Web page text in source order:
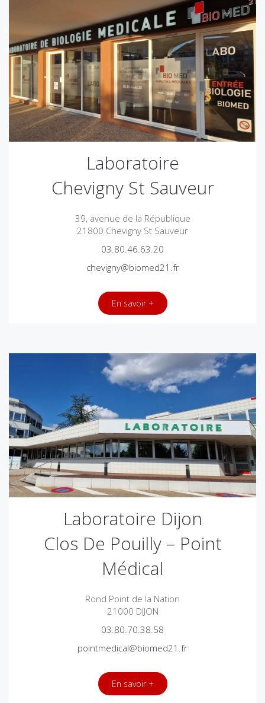
Laboratoire
Chevigny St Sauveur
39, avenue de la République
21800 Chevigny St Sauveur
03.80.46.63.20
chevigny@biomed21.fr
En savoir +
Laboratoire Dijon
Clos De Pouilly – Point
Médical
Rond Point de la Nation
21000 DIJON
03.80.70.38.58
pointmedical@biomed21.fr
En savoir +